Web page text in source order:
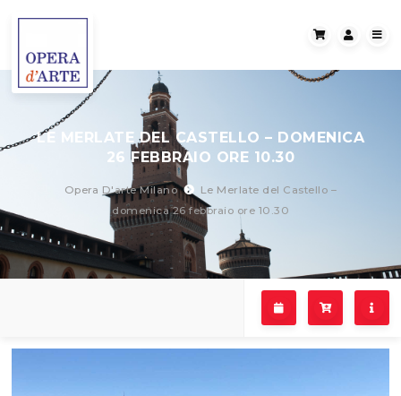
LE MERLATE DEL CASTELLO – DOMENICA
26 FEBBRAIO ORE 10.30
Opera D'arte Milano
Le Merlate del Castello –
domenica 26 febbraio ore 10.30